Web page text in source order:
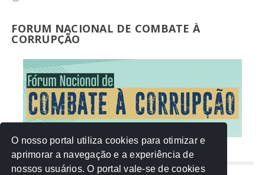
FORUM NACIONAL DE COMBATE À
CORRUPÇÃO
NUVEM DE TAGS
O nosso portal utiliza cookies para otimizar e
aprimorar a navegação e a experiência de
nossos usuários. O portal vale-se de cookies